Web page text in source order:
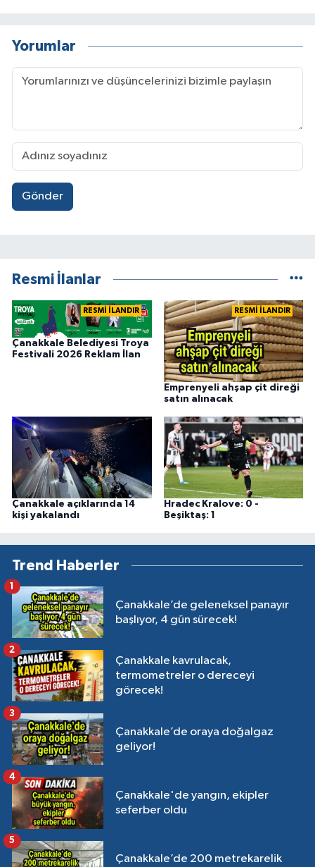
Yorumlar
Gönder
Resmi İlanlar
RESMİ İLANDIR
Çanakkale Belediyesi Troya
Festivali 2026 Reklam İlan
RESMİ İLANDIR
Emprenyeli ahşap çit direği
satın alınacak
Çanakkale açıklarında 14
kişi yakalandı
Hradec Kralove: 0 -
Beşiktaş: 1
Trend Haberler
Çanakkale’de geleneksel panayır
başlıyor, 4 gün sürecek!
1
Çanakkale kavrulacak,
termometreler o dereceyi
görecek!
2
Çanakkale’de oraya doğalgaz
geliyor!
3
Çanakkale'de yangın, ekipler
seferber oldu
4
Çanakkale’de 200 metrekarelik
5